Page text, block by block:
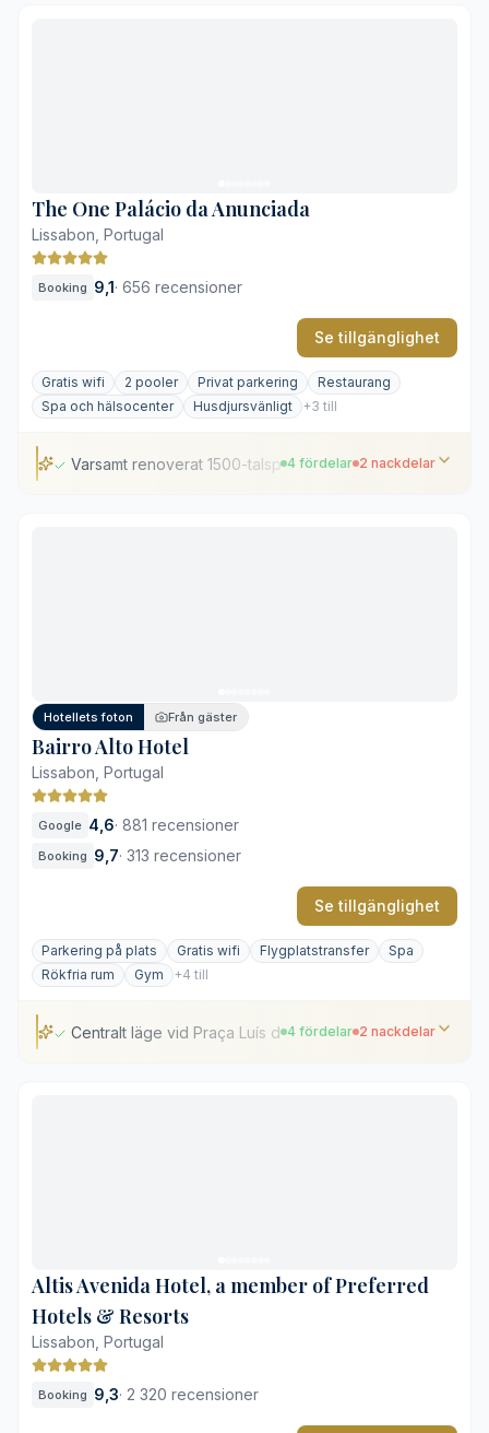
The One Palácio da Anunciada
Lissabon, Portugal
Booking 9,1· 656 recensioner
Se tillgänglighet
Gratis wifi 2 pooler Privat parkering
Restaurang
Spa och hälsocenter
Husdjursvänligt +3 till
Varsamt renoverat 1500-talspalats4 fördelar 2 nackdelar
Hotellets foton Från gäster
Bairro Alto Hotel
Lissabon, Portugal
Google 4,6· 881 recensioner
Booking 9,7· 313 recensioner
Se tillgänglighet
Parkering på plats Gratis wifi Flygplatstransfer
Spa
Rökfria rum
Gym +4 till
Centralt läge vid Praça Luís de Camões
4 fördelar 2 nackdelar
Altis Avenida Hotel, a member of Preferred
Hotels & Resorts
Lissabon, Portugal
Booking 9,3· 2 320 recensioner